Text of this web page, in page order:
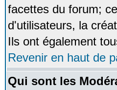
facettes du forum;
d'utilisateurs, la
Ils ont également
Revenir en haut de
Qui sont les